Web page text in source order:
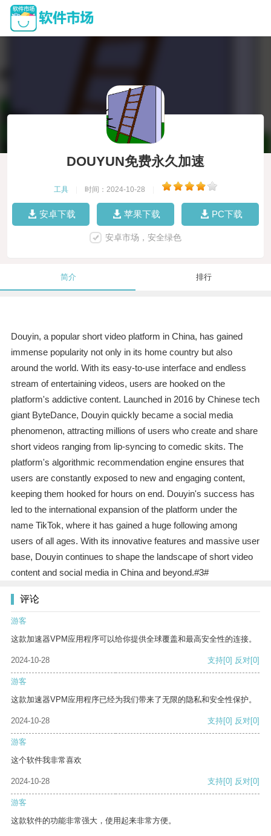
DOUYUN免费永久加速
工具 时间：2024-10-28
安卓下载 苹果下载 PC下载
安卓市场，安全绿色
简介 排行
Douyin, a popular short video platform in China, has gained
immense popularity not only in its home country but also
around the world. With its easy-to-use interface and endless
stream of entertaining videos, users are hooked on the
platform's addictive content. Launched in 2016 by Chinese tech
giant ByteDance, Douyin quickly became a social media
phenomenon, attracting millions of users who create and share
short videos ranging from lip-syncing to comedic skits. The
platform's algorithmic recommendation engine ensures that
users are constantly exposed to new and engaging content,
keeping them hooked for hours on end. Douyin's success has
led to the international expansion of the platform under the
name TikTok, where it has gained a huge following among
users of all ages. With its innovative features and massive user
base, Douyin continues to shape the landscape of short video
content and social media in China and beyond.#3#
评论
游客
这款加速器VPM应用程序可以给你提供全球覆盖和最高安全性的连接。
2024-10-28 支持[0] 反对[0]
游客
这款加速器VPM应用程序已经为我们带来了无限的隐私和安全性保护。
2024-10-28 支持[0] 反对[0]
游客
这个软件我非常喜欢
2024-10-28 支持[0] 反对[0]
游客
这款软件的功能非常强大，使用起来非常方便。